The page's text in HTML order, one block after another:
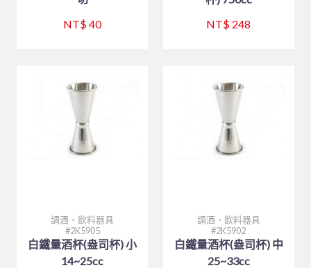
NT$ 40
NT$ 248
調酒、飲料器具
2K5905
白鐵量酒杯(盎司杯) 小
14~25cc
調酒、飲料器具
2K5902
白鐵量酒杯(盎司杯) 中
25~33cc